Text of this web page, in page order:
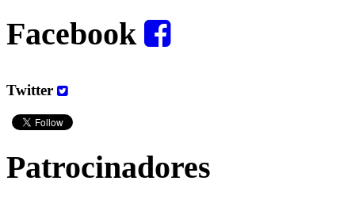
Facebook
Twitter
Patrocinadores